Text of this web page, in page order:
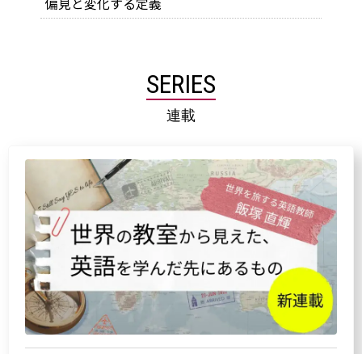
SERIES
連載